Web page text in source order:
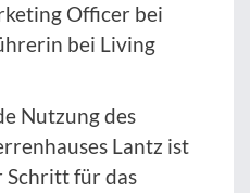
Officer bei
bei Living
Nutzung des
Lantz ist
für das